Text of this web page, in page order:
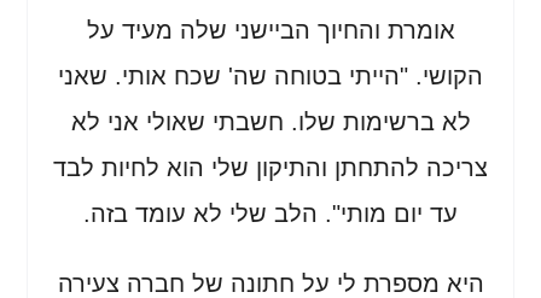
אומרת והחיוך הביישני שלה מעיד על
הקושי. "הייתי בטוחה שה' שכח אותי. שאני
לא ברשימות שלו. חשבתי שאולי אני לא
צריכה להתחתן והתיקון שלי הוא לחיות לבד
עד יום מותי". הלב שלי לא עומד בזה.
היא מספרת לי על חתונה של חברה צעירה